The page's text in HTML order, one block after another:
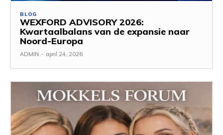
BLOG
WEXFORD ADVISORY 2026:
Kwartaalbalans van de expansie naar
Noord-Europa
ADMIN - april 24, 2026